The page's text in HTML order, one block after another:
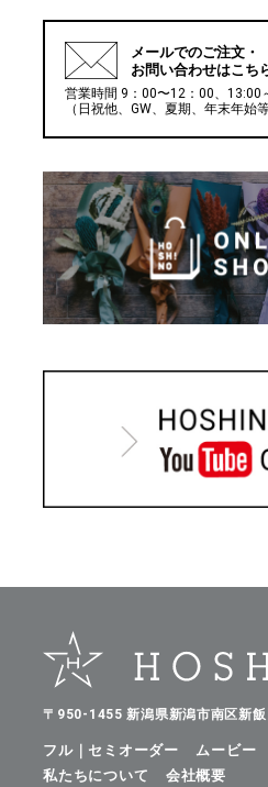
メールでのご注文・
お問い合わせはこち
営業時間 9：00〜12：00、13:00
（日祝他、GW、夏期、年末年始
〒950-1455 新潟県新潟市南区新
フル｜セミオーダー ムービー
私たちについて
会社概要